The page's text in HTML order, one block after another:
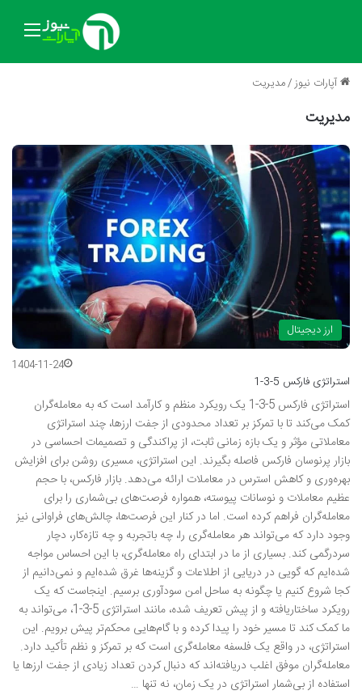
منو
آپارات نیوز/مدیریت
مدیریت
ارز دیجیتال
1404-11-24
استراتژی فارکس 5-3-1
استراتژی فارکس 5-3-1 یک رویکرد منظم و کارآمد است که به معامله‌گران
کمک می‌کند تا با تمرکز بر تعداد محدودی از جفت ارزها، چند استراتژی
معاملاتی مؤثر و یک بازه زمانی ثابت، از پراکندگی و تصمیمات احساسی در
بازار پرنوسان فارکس فاصله بگیرند. این استراتژی، مسیری روشن برای افزایش
بهره‌وری و کاهش استرس در معاملات ارائه می‌دهد. بازار فارکس، با حجم
عظیم معاملات و نوسانات پیوسته، همواره فرصت‌های بی‌شماری را برای
معامله‌گران فراهم کرده است. اما در کنار این فرصت‌ها، چالش‌های فراوانی نیز
وجود دارد که می‌تواند هر معامله‌گری را، چه باتجربه و چه تازه‌کار، دچار
سردرگمی کند. بسیاری از ما در ابتدای راه معامله‌گری، با این احساس مواجه
شده‌ایم که گویی در دریایی از اطلاعات و گزینه‌ها غرق شده‌ایم و نمی‌دانیم از
کجا شروع کنیم یا چگونه به ساحل امن سودآوری برسیم. اینجاست که یک
رویکرد ساختاریافته و از پیش تعریف شده، مانند استراتژی 5-3-1، می‌تواند به
ما کمک کند تا مسیر خود را پیدا کرده و با گام‌هایی محکم‌تر پیش برویم. این
استراتژی، در واقع یک فلسفه معامله‌گری است که بر تمرکز و نظم تأکید دارد.
معامله‌گران موفق اغلب دریافته‌اند که دنبال کردن تعداد زیادی از جفت ارزها یا
استفاده از بی‌شمار استراتژی در یک زمان، نه تنها …